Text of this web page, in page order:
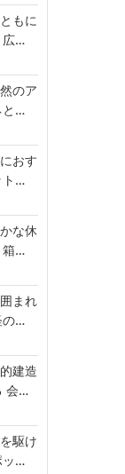
もに
広…
のア
と…
おす
ト…
な休
箱…
まれ
の…
建造
会…
駆け
ッ…